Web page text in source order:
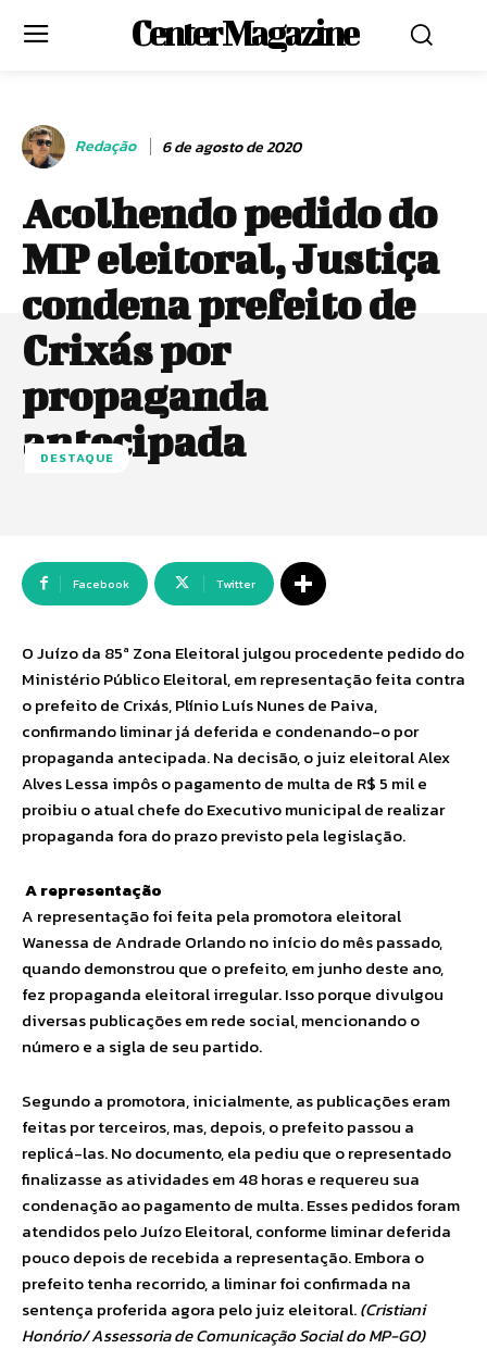
Center Magazine
Redação 6 de agosto de 2020
Acolhendo pedido do
MP eleitoral, Justiça
condena prefeito de
Crixás por
propaganda
antecipada
DESTAQUE
Facebook Twitter
O Juízo da 85ª Zona Eleitoral julgou procedente pedido do
Ministério Público Eleitoral, em representação feita contra
o prefeito de Crixás, Plínio Luís Nunes de Paiva,
confirmando liminar já deferida e condenando-o por
propaganda antecipada. Na decisão, o juiz eleitoral Alex
Alves Lessa impôs o pagamento de multa de R$ 5 mil e
proibiu o atual chefe do Executivo municipal de realizar
propaganda fora do prazo previsto pela legislação.
A representação
A representação foi feita pela promotora eleitoral
Wanessa de Andrade Orlando no início do mês passado,
quando demonstrou que o prefeito, em junho deste ano,
fez propaganda eleitoral irregular. Isso porque divulgou
diversas publicações em rede social, mencionando o
número e a sigla de seu partido.
Segundo a promotora, inicialmente, as publicações eram
feitas por terceiros, mas, depois, o prefeito passou a
replicá-las. No documento, ela pediu que o representado
finalizasse as atividades em 48 horas e requereu sua
condenação ao pagamento de multa. Esses pedidos foram
atendidos pelo Juízo Eleitoral, conforme liminar deferida
pouco depois de recebida a representação. Embora o
prefeito tenha recorrido, a liminar foi confirmada na
sentença proferida agora pelo juiz eleitoral.(Cristiani
Honório/ Assessoria de Comunicação Social do MP-GO)